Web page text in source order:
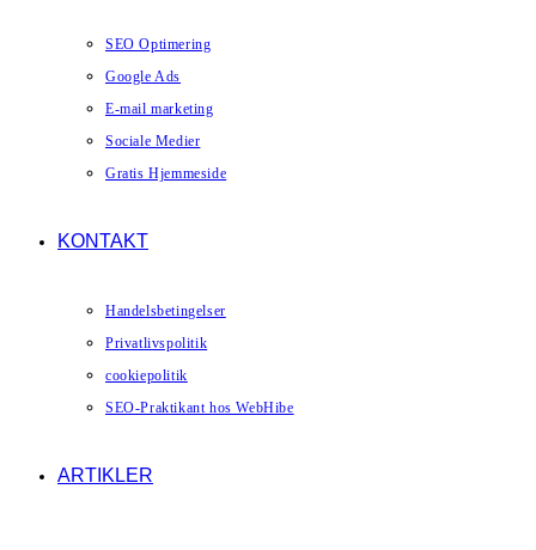
SEO Optimering
Google Ads
E-mail marketing
Sociale Medier
Gratis Hjemmeside
KONTAKT
Handelsbetingelser
Privatlivspolitik
cookiepolitik
SEO-Praktikant hos WebHibe
ARTIKLER